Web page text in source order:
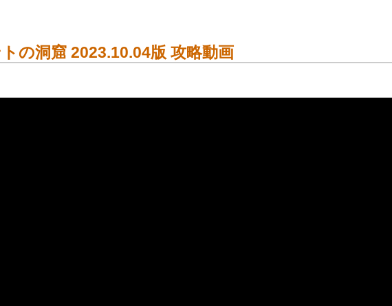
の洞窟 2023.10.04版 攻略動画